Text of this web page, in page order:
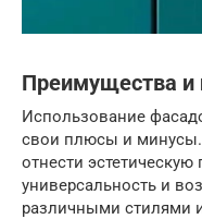
Преимущества и
Использование
свои плюсы и
отнести эстетическую
универсальность и
различными стилями